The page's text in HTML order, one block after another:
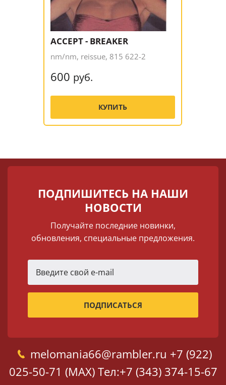
ACCEPT - BREAKER
nm/nm, reissue, 815 622-2
600 руб.
КУПИТЬ
ПОДПИШИТЕСЬ НА НАШИ
НОВОСТИ
Получайте последние новинки,
обновления, специальные предложения.
melomania66@rambler.ru +7 (922)
025-50-71 (MAX) Тел:+7 (343) 374-15-67